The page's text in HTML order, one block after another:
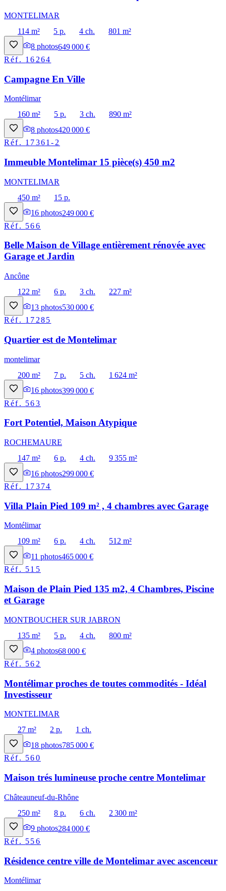
MONTELIMAR
114 m²
5 p. 4 ch.
801 m²
8 photos649 000 €
Réf. 16264
Campagne En Ville
Montélimar
160 m²
5 p. 3 ch.
890 m²
8 photos420 000 €
Réf. 17361-2
Immeuble Montelimar 15 pièce(s) 450 m2
MONTELIMAR
450 m²
15 p.
16 photos249 000 €
Réf. 566
Belle Maison de Village entièrement rénovée avec
Garage et Jardin
Ancône
122 m²
6 p. 3 ch.
227 m²
13 photos530 000 €
Réf. 17285
Quartier est de Montelimar
montelimar
200 m²
7 p. 5 ch.
1 624 m²
16 photos399 000 €
Réf. 563
Fort Potentiel, Maison Atypique
ROCHEMAURE
147 m²
6 p. 4 ch.
9 355 m²
16 photos299 000 €
Réf. 17374
Villa Plain Pied 109 m² , 4 chambres avec Garage
Montélimar
109 m²
6 p. 4 ch.
512 m²
11 photos465 000 €
Réf. 515
Maison de Plain Pied 135 m2, 4 Chambres, Piscine
et Garage
MONTBOUCHER SUR JABRON
135 m²
5 p. 4 ch.
800 m²
4 photos68 000 €
Réf. 562
Montélimar proches de toutes commodités - Idéal
Investisseur
MONTELIMAR
27 m²
2 p.
1 ch.
18 photos785 000 €
Réf. 560
Maison trés lumineuse proche centre Montelimar
Châteauneuf-du-Rhône
250 m²
8 p. 6 ch.
2 300 m²
9 photos284 000 €
Réf. 556
Résidence centre ville de Montelimar avec ascenceur
Montélimar